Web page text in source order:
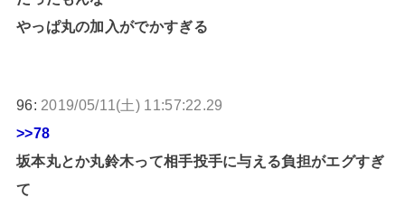
やっぱ丸の加入がでかすぎる
96: 2019/05/11(土) 11:57:22.29
>>78
坂本丸とか丸鈴木って相手投手に与える負担がエグすぎ
て